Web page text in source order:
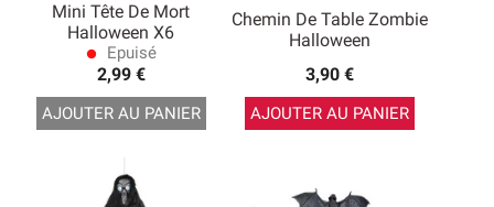
Mini Tête De Mort
Halloween X6
lens Epuisé
2,99 €
AJOUTER AU PANIER
Chemin De Table Zombie
Halloween
3,90 €
AJOUTER AU PANIER